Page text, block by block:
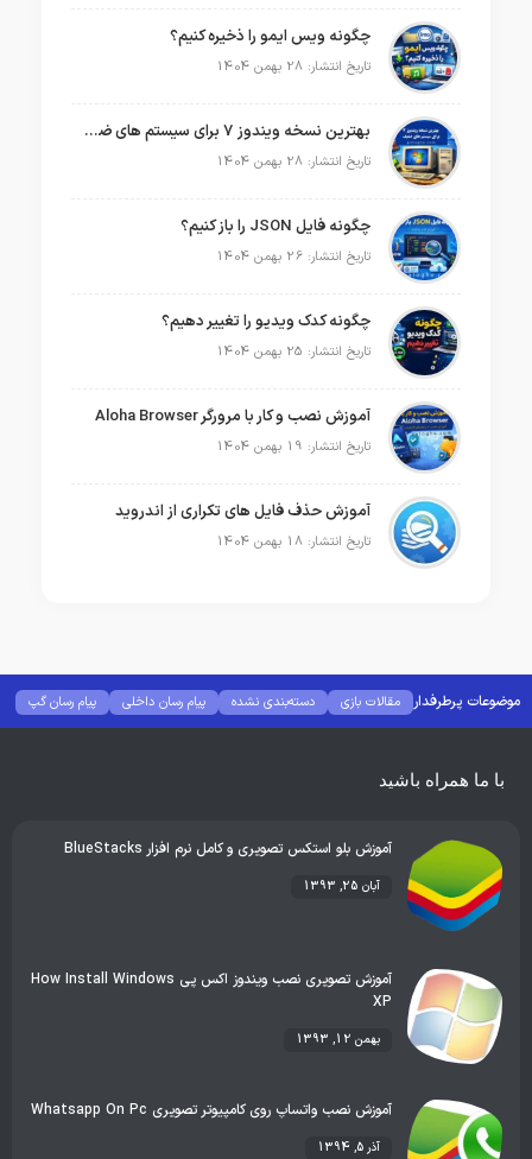
چگونه ویس ایمو را ذخیره کنیم؟
تاریخ انتشار: 28 بهمن 1404
بهترین نسخه ویندوز 7 برای سیستم های ضعیف
تاریخ انتشار: 28 بهمن 1404
چگونه فایل JSON را باز کنیم؟
تاریخ انتشار: 26 بهمن 1404
چگونه کدک ویدیو را تغییر دهیم؟
تاریخ انتشار: 25 بهمن 1404
آموزش نصب و کار با مرورگر Aloha Browser
تاریخ انتشار: 19 بهمن 1404
آموزش حذف فایل های تکراری از اندروید
تاریخ انتشار: 18 بهمن 1404
موضوعات پرطرفدار مقالات بازی دسته‌بندی نشده پیام رسان داخلی
پیام رسان گپ
بهترین گجت ها
هوش مصنوعی رفع خطا و ارور
با ما همراه باشید
آموزش بلو استکس تصویری و کامل نرم افزار BlueStacks
آبان 25, 1393
آموزش تصویری نصب ویندوز اکس پی How Install Windows
XP
بهمن 12, 1393
آموزش نصب واتساپ روی کامپیوتر تصویری Whatsapp On Pc
آذر 5, 1394